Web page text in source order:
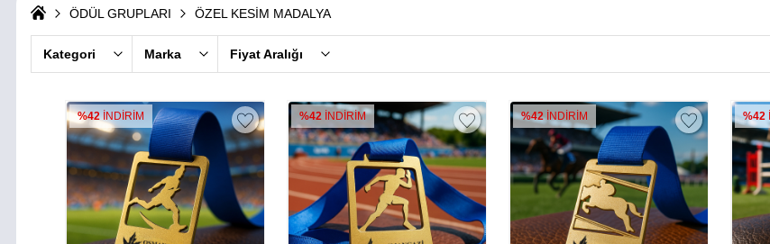
ÖDÜL GRUPLARI ÖZEL KESİM MADALYA
Kategori Marka Fiyat Aralığı
%42İNDİRİM %42 İNDİRİM %42İNDİRİM %42